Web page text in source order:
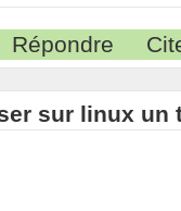
Répondre
sur linux un